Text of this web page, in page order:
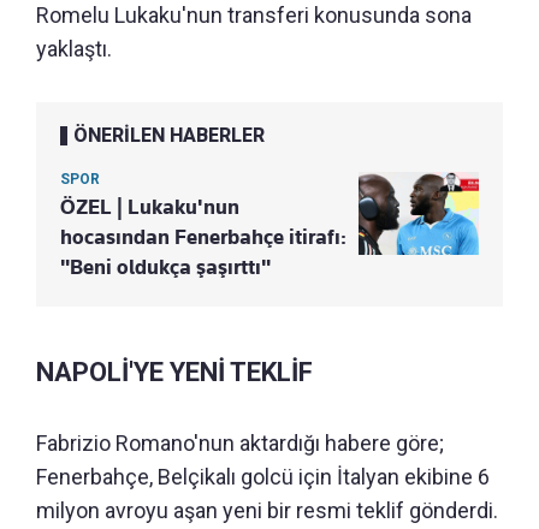
Romelu Lukaku'nun transferi konusunda sona
yaklaştı.
ÖNERİLEN HABERLER
SPOR
ÖZEL | Lukaku'nun
hocasından Fenerbahçe itirafı:
"Beni oldukça şaşırttı"
NAPOLİ'YE YENİ TEKLİF
Fabrizio Romano'nun aktardığı habere göre;
Fenerbahçe, Belçikalı golcü için İtalyan ekibine 6
milyon avroyu aşan yeni bir resmi teklif gönderdi.